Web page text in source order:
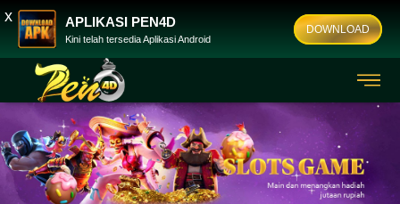
APLIKASI PEN4D
Kini telah tersedia Aplikasi Android
DOWNLOAD
x